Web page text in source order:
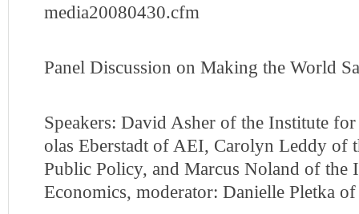
media20080430.cfm
Panel Discussion on Making the World
Speakers: David Asher of the Institute
olas Eberstadt of AEI, Carolyn Leddy of
Public Policy, and Marcus Noland of the
Economics, moderator: Danielle Pletka